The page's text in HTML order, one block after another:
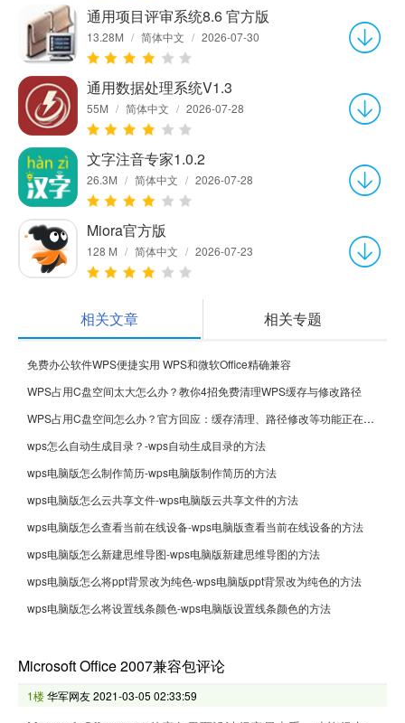
通用项目评审系统8.6 官方版
13.28M / 简体中文 / 2026-07-30
通用数据处理系统V1.3
55M / 简体中文 / 2026-07-28
文字注音专家1.0.2
26.3M / 简体中文 / 2026-07-28
Miora官方版
128 M / 简体中文 / 2026-07-23
相关文章 相关专题
免费办公软件WPS便捷实用 WPS和微软Office精确兼容
WPS占用C盘空间太大怎么办？教你4招免费清理WPS缓存与修改路径
WPS占用C盘空间怎么办？官方回应：缓存清理、路径修改等功能正在优化
wps怎么自动生成目录？-wps自动生成目录的方法
wps电脑版怎么制作简历-wps电脑版制作简历的方法
wps电脑版怎么云共享文件-wps电脑版云共享文件的方法
wps电脑版怎么查看当前在线设备-wps电脑版查看当前在线设备的方法
wps电脑版怎么新建思维导图-wps电脑版新建思维导图的方法
wps电脑版怎么将ppt背景改为纯色-wps电脑版ppt背景改为纯色的方法
wps电脑版怎么将设置线条颜色-wps电脑版设置线条颜色的方法
Microsoft Office 2007兼容包评论
1楼华军网友2021-03-05 02:33:59